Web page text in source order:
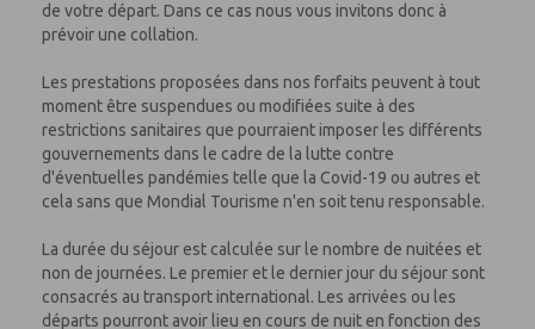
de votre départ. Dans ce cas nous vous invitons donc à
prévoir une collation.
Les prestations proposées dans nos forfaits peuvent à tout
moment être suspendues ou modifiées suite à des
restrictions sanitaires que pourraient imposer les différents
gouvernements dans le cadre de la lutte contre
d'éventuelles pandémies telle que la Covid-19 ou autres et
cela sans que Mondial Tourisme n'en soit tenu responsable.
La durée du séjour est calculée sur le nombre de nuitées et
non de journées. Le premier et le dernier jour du séjour sont
consacrés au transport international. Les arrivées ou les
départs pourront avoir lieu en cours de nuit en fonction des